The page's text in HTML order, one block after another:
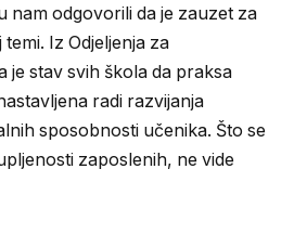
nam odgovorili da je zauzet za
Iz Odjeljenja za
je stav svih škola da praksa
radi razvijanja
sposobnosti učenika. Što se
zaposlenih, ne vide